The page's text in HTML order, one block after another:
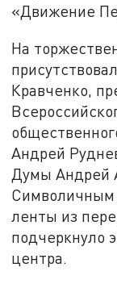
«Движение
На
Кравченко,
Андрей
Думы Андрей
Символичным
ленты из
подчеркнуло
центра.